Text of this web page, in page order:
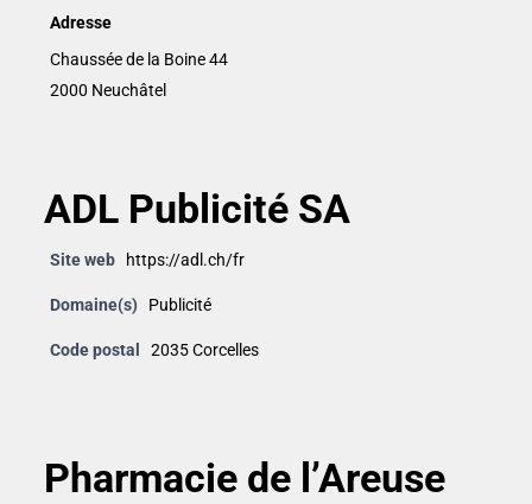
Adresse
Chaussée de la Boine 44
2000 Neuchâtel
ADL Publicité SA
Site web https://adl.ch/fr
Domaine(s) Publicité
Code postal 2035 Corcelles
Pharmacie de l’Areuse